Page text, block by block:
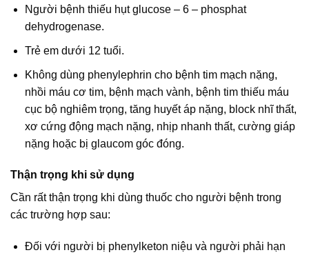
Người bệnh thiếu hụt glucose – 6 – phosphat
dehydrogenase.
Trẻ em dưới 12 tuổi.
Không dùng phenylephrin cho bệnh tim mạch nặng,
nhồi máu cơ tim, bệnh mạch vành, bệnh tim thiếu máu
cục bộ nghiêm trọng, tăng huyết áp nặng, block nhĩ thất,
xơ cứng động mạch nặng, nhịp nhanh thất, cường giáp
nặng hoặc bị glaucom góc đóng.
Thận trọng khi sử dụng
Cần rất thận trọng khi dùng thuốc cho người bệnh trong
các trường hợp sau:
Đối với người bị phenylketon niệu và người phải hạn